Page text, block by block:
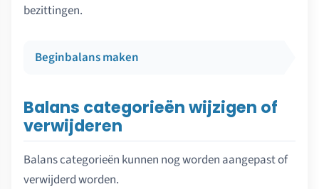
bezittingen.
Beginbalans maken
Balans categorieën wijzigen of
verwijderen
Balans categorieën kunnen nog worden aangepast of
verwijderd worden.